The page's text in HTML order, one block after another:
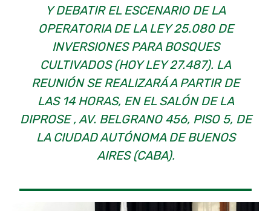
Y DEBATIR EL ESCENARIO DE LA
OPERATORIA DE LA LEY 25.080 DE
INVERSIONES PARA BOSQUES
CULTIVADOS (HOY LEY 27.487). LA
REUNIÓN SE REALIZARÁ A PARTIR DE
LAS 14 HORAS, EN EL SALÓN DE LA
DIPROSE , AV. BELGRANO 456, PISO 5, DE
LA CIUDAD AUTÓNOMA DE BUENOS
AIRES (CABA).